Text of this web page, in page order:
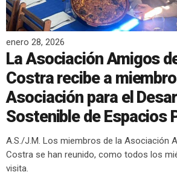
enero 28, 2026
La Asociación Amigos
Costra recibe a
Asociación para el
Sostenible de Espacios
A.S./J.M. Los miembros de la Asociación
Costra se han reunido, como todos los
visita.